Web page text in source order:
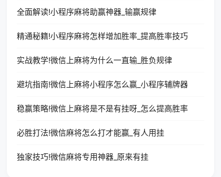
全面解读!小程序麻将助赢神器_输赢规律
精通秘籍!小程序麻将怎样增加胜率_提高胜率技巧
实战教学!微信上麻将为什么一直输_胜负规律
避坑指南!微信上麻将小程序怎么赢_小程序辅牌器
稳赢策略!微信上麻将是不是有挂呀_怎么提高胜率
必胜打法!微信麻将怎么打才能赢_有人用挂
独家技巧!微信麻将专用神器_原来有挂